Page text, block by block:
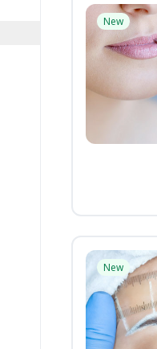
New
New